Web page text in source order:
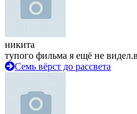
никита
тупого фильма я ещё не
Семь вёрст до рассвета